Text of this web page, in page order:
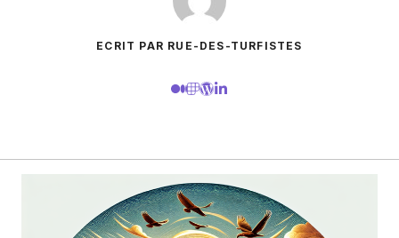
ECRIT PAR RUE-DES-TURFISTES